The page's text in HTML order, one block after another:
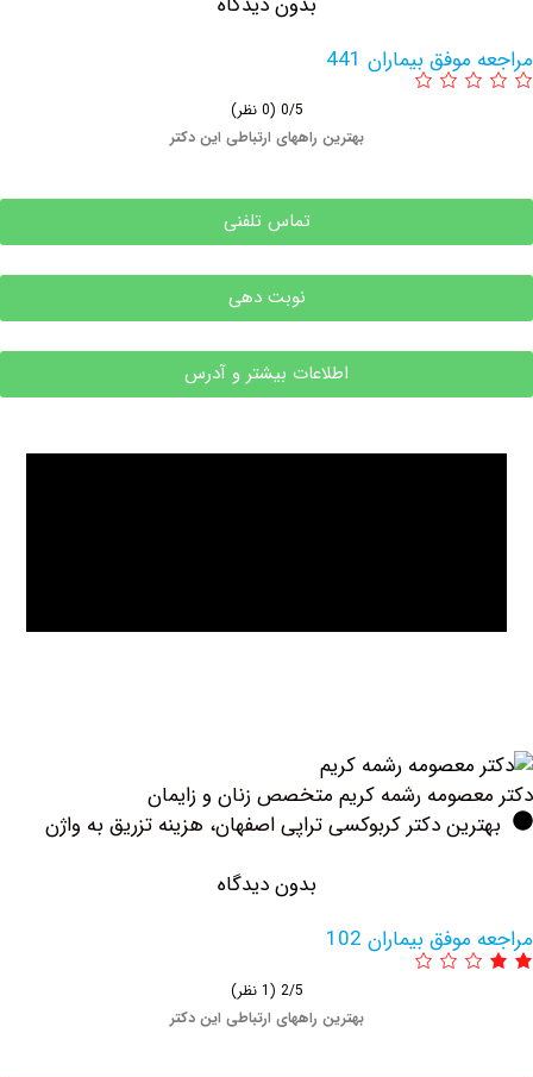
بیماران 441
بهترین راههای ارتباطی این دکتر
تماس تلفنی
نوبت دهی
اطلاعات بیشتر و آدرس
رشمه کریم متخصص زنان و زایمان
دکتر کربوکسی تراپی اصفهان، هزینه تزریق به واژن
بدون دیدگاه
بیماران 102
بهترین راههای ارتباطی این دکتر